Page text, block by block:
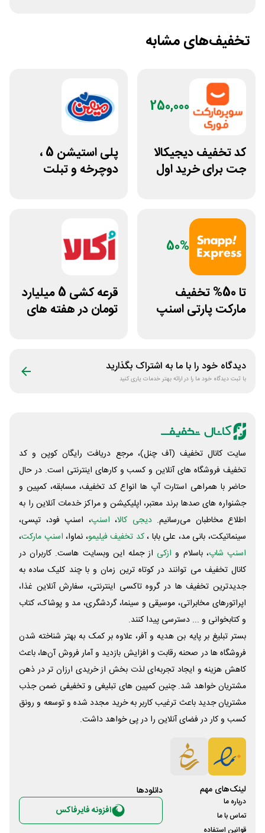
تخفیف‌های مشابه
250,000
کد تخفیف دیجیکالا
جت برای خرید اول
پلی استیشن 5 ،
دوچرخه و تبلت
50%
تا 50% تخفیف
مارکت پارتی اسنپ
قرعه کشی 5 میلیارد
تومان در هفته های
دیدگاه خود را با ما به اشتراک بگذارید
با ثبت دیدگاه خود ما را در ارائه بهتر خدمات یاری کنید
سایت کانال تخفیف (آف چنل)، مرجع دریافت رایگان کوپن و کد
تخفیف فروشگاه های آنلاین و کسب و‌ کارهای اینترنتی است. در حال
حاضر با همراهی استارت آپ ها انواع کد تخفیف، مسابقه، کمپین و
جشنواره های صدها برند معتبر، اپلیکیشن و مراکز خدمات آنلاین را به
اطلاع مخاطبان می‌رسانیم. دیجی کالا، اسنپ، اسنپ فود، تپسی،
سینماتیکت، بانی مد، علی‌ بابا ،کد تخفیف فیلیمو، نماوا، اسنپ مارکت،
اسنپ شاپ، باسلام و ازکی از جمله این وبسایت ‌هاست. کاربران در
کانال تخفیف می توانند در کوتاه ترین زمان و با چند کلیک ساده به
جدیدترین تخفیف ها در گروه تاکسی اینترنتی، سفارش آنلاین غذا،
اپراتورهای مخابراتی، موسیقی و سینما، گردشگری، مد و پوشاک، کتاب
و کتابخوانی و ... دسترسی پیدا کنند.
بستر تبلیغ بر پایه بن هدیه و آفر، علاوه بر کمک به بهتر شناخته شدن
فروشگاه ها در صحنه رقابت و افزایش بازدید و آمار فروش آن‌ها، باعث
کاهش هزینه و ایجاد تجربه‌ای لذت بخش از خریدی ارزان تر در ذهن
مشتریان خواهد شد. چنین کمپین های تبلیغی و تخفیفی ضمن جذب
مشتریان جدید باعث ترغیب کاربر به خرید مجدد شده و توسعه و رونق
کسب و کار در فضای آنلاین را در پی خواهد داشت.
لینک‌های مهم
درباره ما
تماس با ما
قوانین استفاده
دانلود‌ها
افزونه فایرفاکس